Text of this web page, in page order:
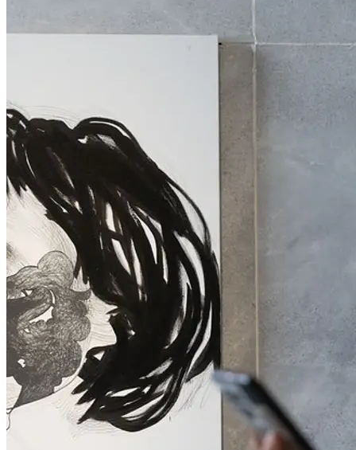
Kuratorin: Alexandra Schantl (Landessammlungen